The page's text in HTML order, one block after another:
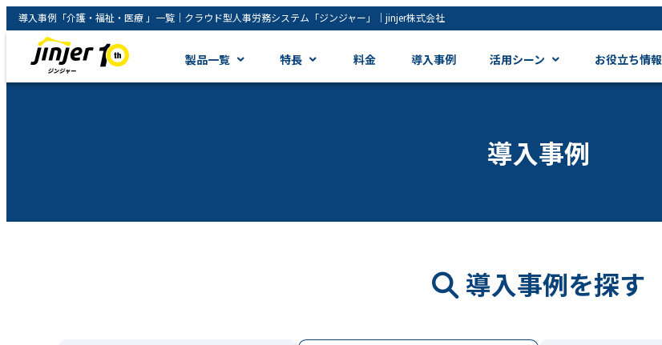
導入事例「介護・福祉・医療 」一覧｜クラウド型人事労務システム「ジンジャー」｜jinjer株式会社
製品一覧 特長 料金 導入事例 活用シーン お役立ち情報
導入事例
導入事例を探す